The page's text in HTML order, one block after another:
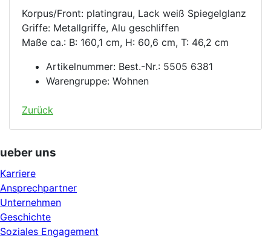
Korpus/Front: platingrau, Lack weiß Spiegelglanz
Griffe: Metallgriffe, Alu geschliffen
Maße ca.: B: 160,1 cm, H: 60,6 cm, T: 46,2 cm
Artikelnummer: Best.-Nr.: 5505 6381
Warengruppe: Wohnen
Zurück
ueber uns
Karriere
Ansprechpartner
Unternehmen
Geschichte
Soziales Engagement